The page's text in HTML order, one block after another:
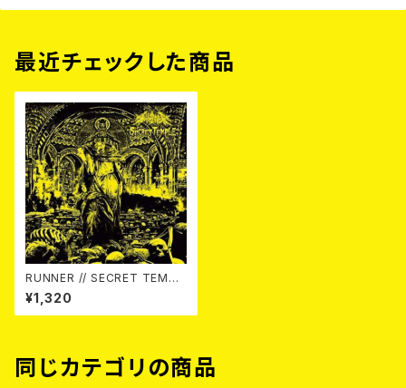
最近チェックした商品
RUNNER // SECRET TEMPL
¥1,320
同じカテゴリの商品